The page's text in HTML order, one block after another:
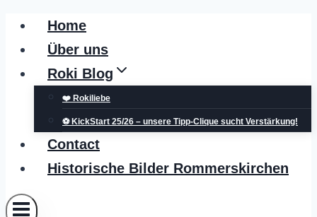
Zum
Inhalt
springen
Home
Über uns
Roki Blog
❤️ Rokiliebe
⚽ KickStart 25/26 – unsere Tipp-Clique sucht Verstärkung!
Contact
Historische Bilder Rommerskirchen